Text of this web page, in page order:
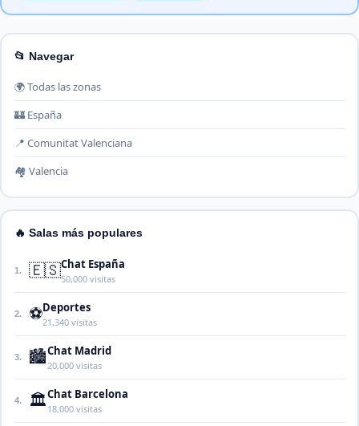
📂 Navegar
🌍 Todas las zonas
🏰 España
📍 Comunitat Valenciana
🏘️ Valencia
🔥 Salas más populares
1. 🇪🇸Chat España
50,000 visitas
2. ⚽Deportes
21,340 visitas
3. 🏙️Chat Madrid
20,000 visitas
4. 🏛️Chat Barcelona
18,000 visitas